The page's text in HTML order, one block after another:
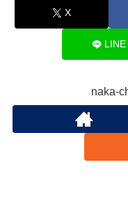
X
LINE
naka-